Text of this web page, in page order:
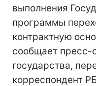
выполнения
программы
контрактную
сообщает пресс-
государства,
корреспондент